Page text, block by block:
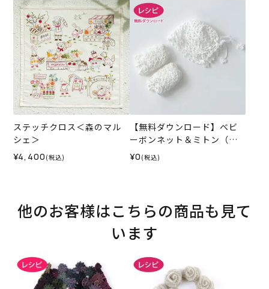
ステッチクロス＜森のマル
シェ＞
¥4,400 (税込)
【無料ダウンロード】ベビ
ーボンネット＆ミトン（レ
シピ）
¥0 (税込)
他のお客様はこちらの商品も見て
います